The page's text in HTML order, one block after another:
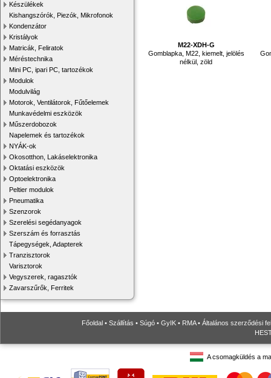
Készülékek
Kishangszórók, Piezók, Mikrofonok
Kondenzátor
Kristályok
Matricák, Feliratok
Méréstechnika
Mini PC, ipari PC, tartozékok
Modulok
Modulvilág
Motorok, Ventilátorok, Fűtőelemek
Munkavédelmi eszközök
Műszerdobozok
Napelemek és tartozékok
NYÁK-ok
Okosotthon, Lakáselektronika
Oktatási eszközök
Optoelektronika
Peltier modulok
Pneumatika
Szenzorok
Szerelési segédanyagok
Szerszám és forrasztás
Tápegységek, Adapterek
Tranzisztorok
Varisztorok
Vegyszerek, ragasztók
Zavarszűrők, Ferritek
M22-XDH-G
Gomblapka, M22, kiemelt, jelölés
nélkül, zöld
Főoldal • Szállítás • Súgó • GyIK • RMA• Általános szerződési
A csomagküldés a